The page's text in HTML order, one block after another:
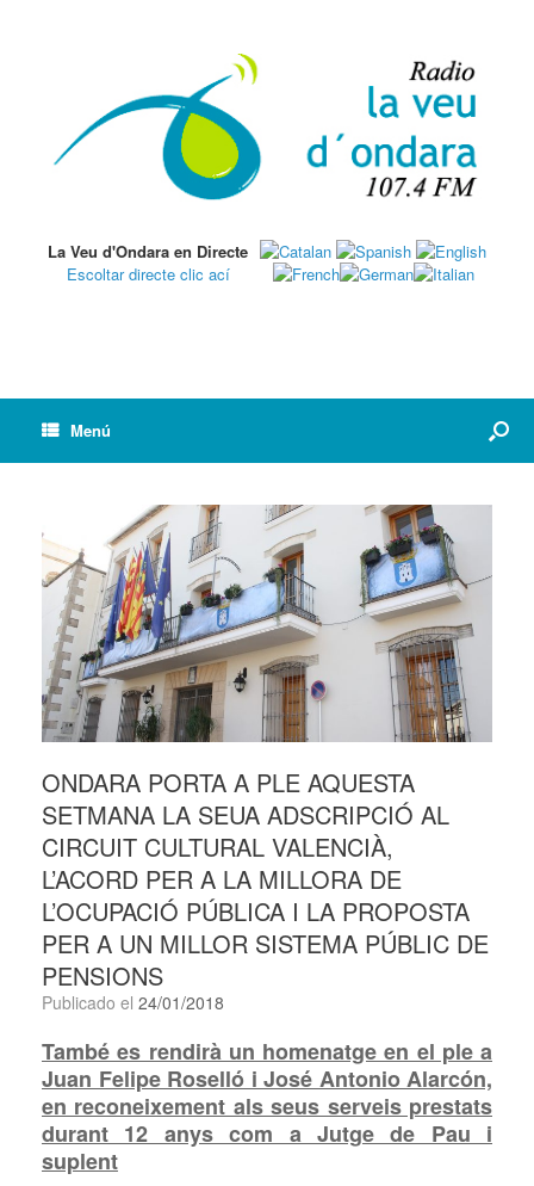
La Veu d'Ondara en Directe
Escoltar directe clic ací
Menú
ONDARA PORTA A PLE AQUESTA
SETMANA LA SEUA ADSCRIPCIÓ AL
CIRCUIT CULTURAL VALENCIÀ,
L’ACORD PER A LA MILLORA DE
L’OCUPACIÓ PÚBLICA I LA PROPOSTA
PER A UN MILLOR SISTEMA PÚBLIC DE
PENSIONS
Publicado el 24/01/2018
També es rendirà un homenatge en el ple a
Juan Felipe Roselló i José Antonio Alarcón,
en reconeixement als seus serveis prestats
durant 12 anys com a Jutge de Pau i
suplent